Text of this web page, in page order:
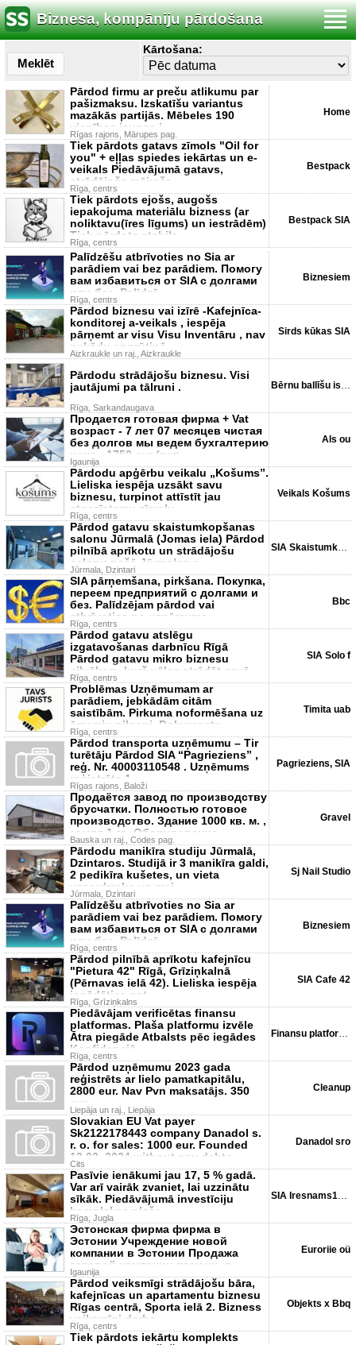
Biznesa, kompāniju pārdošana
Meklēt
Kārtošana:
Pārdod firmu ar preču atlikumu par
pašizmaksu. Izskatīšu variantus
mazākās partijās. Mēbeles 190
vienības jaunas i
Rīgas rajons, Mārupes pag.
Home
Tiek pārdots gatavs zīmols "Oil for
you" + eļļas spiedes iekārtas un e-
veikals Piedāvājumā gatavs,
strādājošs mājražo
Rīga, centrs
Bestpack
Tiek pārdots ejošs, augošs
iepakojuma materiālu bizness (ar
noliktavu(īres līgums) un iestrādēm)
Tiek pārdots stabils
Rīga, centrs
Bestpack SIA
Palīdzēšu atbrīvoties no Sia ar
parādiem vai bez parādiem. Помогу
вам избавиться от SIA с долгами
или без. Palīdzē
Rīga, centrs
Biznesiem
Pārdod biznesu vai izīrē -Kafejnīca-
konditorej a-veikals , iespēja
pārņemt ar visu Visu Inventāru , nav
nekādu apgrūtinā
Aizkraukle un raj., Aizkraukle
Sirds kūkas SIA
Pārdodu strādājošu biznesu. Visi
jautājumi pa tālruni .
Rīga, Sarkandaugava
Bērnu ballīšu istaba
Продается готовая фирма + Vat
возраст - 7 лет 07 месяцев чистая
без долгов мы ведем бухгалтерию
цена - 1750 eur (вкл
Igaunija
Als ou
Pārdodu apģērbu veikalu „Košums”.
Lieliska iespēja uzsākt savu
biznesu, turpinot attīstīt jau
atpazīstamu zīmolu.
Rīga, centrs
Veikals Košums
Pārdod gatavu skaistumkopšanas
salonu Jūrmalā (Jomas iela) Pārdod
pilnībā aprīkotu un strādājošu
salonu pašā Jūrmalas c
Jūrmala, Dzintari
SIA Skaistumkopšana
SIA pārņemšana, pirkšana. Покупка,
переем предприятий с долгами и
без. Palīdzējam pārdod vai
atbrīvoties no uzņēmuma -
Rīga, centrs
Bbc
Pārdod gatavu atslēgu
izgatavošanas darbnīcu Rīgā
Pārdod gatavu mikro biznesu
cilvēkam, kurš vēlas strādāt savā
labā
Rīga, centrs
SIA Solo f
Problēmas Uzņēmumam ar
parādiem, jebkādām citām
saistībām. Pirkuma noformēšana uz
ārzemju pilsoni. Dokumentu
sagatavošan
Rīga, centrs
Timita uab
Pārdod transporta uzņēmumu – Tir
turētāju Pārdod SIA “Pagrieziens” ,
reģ. Nr. 40003110548 . Uzņēmums
reģistrēts 1
Rīgas rajons, Baloži
Pagrieziens, SIA
Продаётся завод по производству
брусчатки. Полностью готовое
производство. Здание 1000 кв. м. ,
земля 1 га. Оборудование
Bauska un raj., Codes pag.
Gravel
Pārdodu manikīra studiju Jūrmalā,
Dzintaros. Studijā ir 3 manikīra galdi,
2 pedikīra kušetes, un vieta
uzacu/make up mei
Jūrmala, Dzintari
Sj Nail Studio
Palīdzēšu atbrīvoties no Sia ar
parādiem vai bez parādiem. Помогу
вам избавиться от SIA с долгами
или без. Palīdzē
Rīga, centrs
Biznesiem
Pārdod pilnībā aprīkotu kafejnīcu
"Pietura 42" Rīgā, Grīziņkalnā
(Pērnavas ielā 42). Lieliska iespēja
iegādāties gat
Rīga, Grīziņkalns
SIA Cafe 42
Piedāvājam verificētas finansu
platformas. Plaša platformu izvēle
Ātra piegāde Atbalsts pēc iegādes
Konfidenciā
Rīga, centrs
Finansu platformas
Pārdod uzņēmumu 2023 gada
reģistrēts ar lielo pamatkapitālu,
2800 eur. Nav Pvn maksatājs. 350
eur.
Liepāja un raj., Liepāja
Cleanup
Slovakian EU Vat payer
Sk2122178443 company Danadol s.
r. o. for sales: 1000 eur. Founded
13.02. 2024 without any debts,
Cits
Danadol sro
Pasīvie ienākumi jau 17, 5 % gadā.
Var arī vairāk zvaniet, lai uzzinātu
sīkāk. Piedāvājumā investīciju
komplekss plaša
Rīga, Jugla
SIA Iresnams17, 5gada
Эстонская фирма фирма в
Эстонии Учреждение новой
компании в Эстонии Продажа
готовой компании помощь в
получение ю
Igaunija
Euroriie oü
Pārdod veiksmīgi strādājošu bāra,
kafejnīcas un apartamentu biznesu
Rīgas centrā, Sporta ielā 2. Bizness
veiksmīgi darbo
Rīga, centrs
Objekts x Bbq
Tiek pārdots iekārtu komplekts